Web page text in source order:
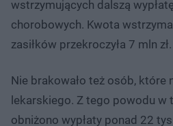
wstrzymujących dalszą
chorobowych. Kwota
zasiłków przekroczyła 7 mln zł.
Nie brakowało też osób, które
lekarskiego. Z tego powodu w
obniżono wypłaty ponad 22